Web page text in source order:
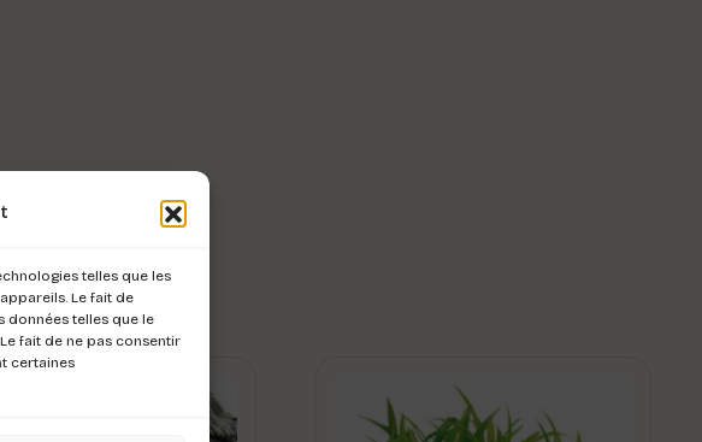
telles que les
Le fait de
données telles que le
fait de ne pas consentir
certaines